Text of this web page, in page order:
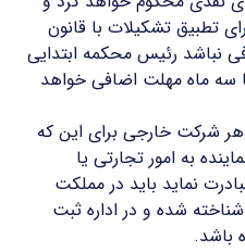
تطبیق تشکیلات با قانون
نباشد رئیس محکمه ابتدایی
ماه مهلت اضافی خواهد
هر شرکت خارجی برای این که
به امور تجارتی یا
نماید باید در مملکت
شده و در اداره ثبت
باشد.